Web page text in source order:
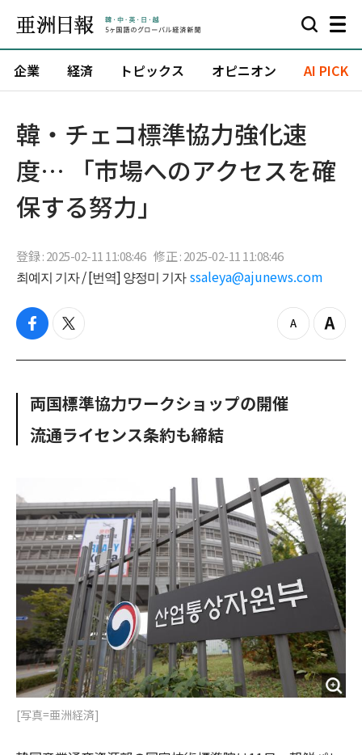
企業 経済 トピックス オピニオン AI PICK
韓・チェコ標準協力強化速
度… 「市場へのアクセスを確
保する努力」
登録 : 2025-02-11 11:08:46 修正 : 2025-02-11 11:08:46
최예지 기자 / [번역] 양정미 기자 ssaleya@ajunews.com
f
c
o
k
t
i
e
z
o
Z
o
両国標準協力ワークショップの開催
流通ライセンス条約も締結
[写真=亜洲経済]